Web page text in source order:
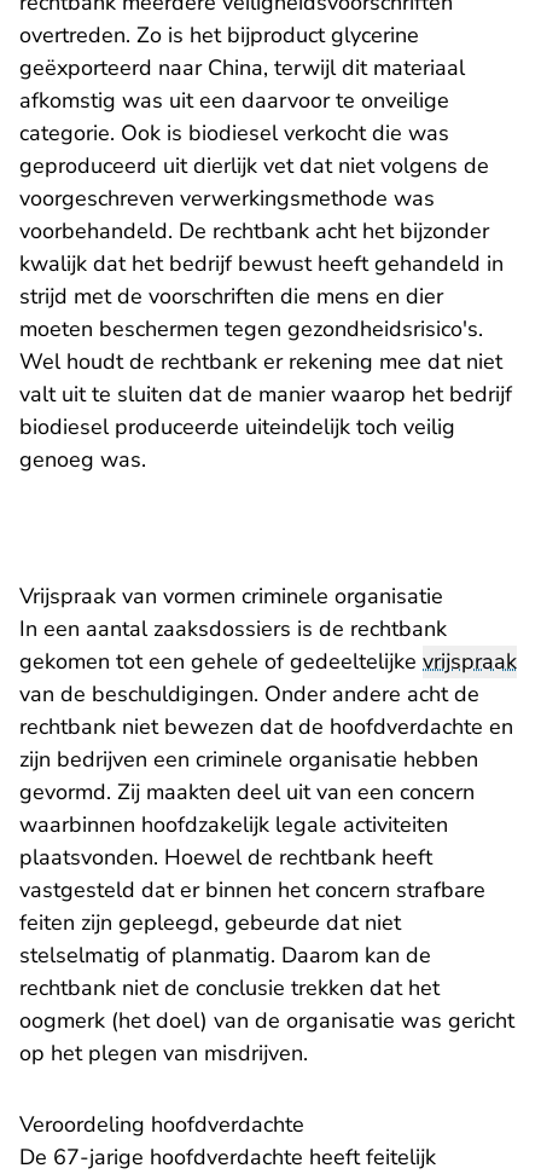
overtreden. Zo is het bijproduct glycerine
geëxporteerd naar China, terwijl dit materiaal
afkomstig was uit een daarvoor te onveilige
categorie. Ook is biodiesel verkocht die was
geproduceerd uit dierlijk vet dat niet volgens de
voorgeschreven verwerkingsmethode was
voorbehandeld. De rechtbank acht het bijzonder
kwalijk dat het bedrijf bewust heeft gehandeld in
strijd met de voorschriften die mens en dier
moeten beschermen tegen gezondheidsrisico's.
Wel houdt de rechtbank er rekening mee dat niet
valt uit te sluiten dat de manier waarop het bedrijf
biodiesel produceerde uiteindelijk toch veilig
genoeg was.
Vrijspraak van vormen criminele organisatie
In een aantal zaaksdossiers is de rechtbank
gekomen tot een gehele of gedeeltelijke vrijspraak
van de beschuldigingen. Onder andere acht de
rechtbank niet bewezen dat de hoofdverdachte en
zijn bedrijven een criminele organisatie hebben
gevormd. Zij maakten deel uit van een concern
waarbinnen hoofdzakelijk legale activiteiten
plaatsvonden. Hoewel de rechtbank heeft
vastgesteld dat er binnen het concern strafbare
feiten zijn gepleegd, gebeurde dat niet
stelselmatig of planmatig. Daarom kan de
rechtbank niet de conclusie trekken dat het
oogmerk (het doel) van de organisatie was gericht
op het plegen van misdrijven.
Veroordeling hoofdverdachte
De 67-jarige hoofdverdachte heeft feitelijk